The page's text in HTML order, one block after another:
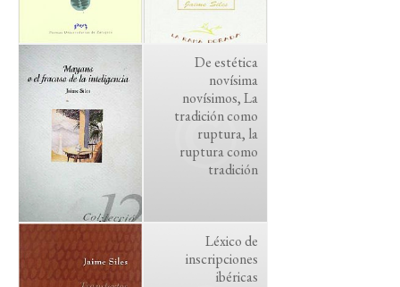
De estética
novísima
novísimos, La
tradición como
ruptura, la
ruptura como
tradición
Léxico de
inscripciones
ibéricas